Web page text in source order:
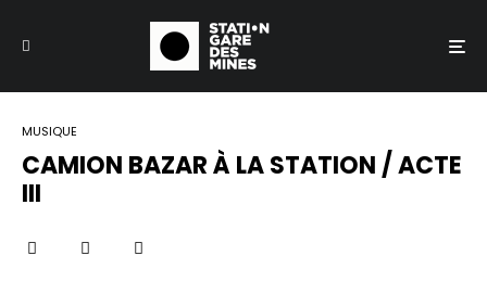
MUSIQUE
CAMION BAZAR À LA STATION / ACTE
III